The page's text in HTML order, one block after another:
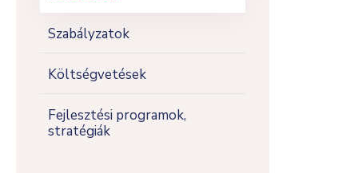
Szabályzatok
Költségvetések
Fejlesztési programok,
stratégiák